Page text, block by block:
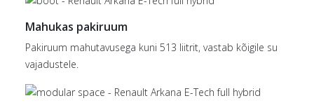
Mahukas pakiruum
Pakiruum mahutavusega kuni 513 liitrit, vastab kõigile su
vajadustele.